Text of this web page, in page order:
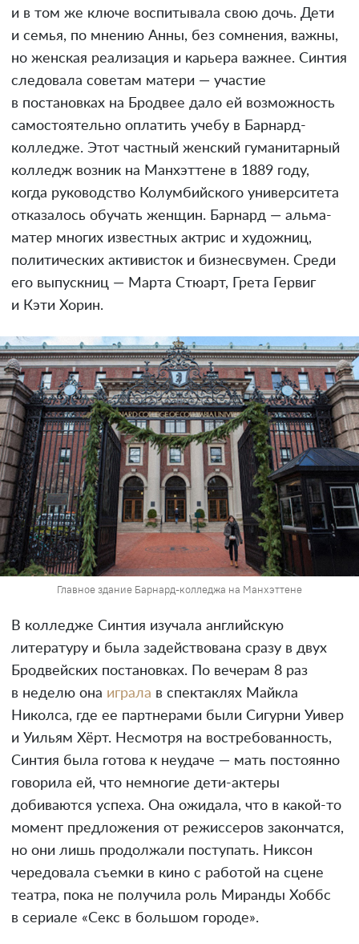
и в том же ключе воспитывала свою дочь. Дети
и семья, по мнению Анны, без сомнения, важны,
но женская реализация и карьера важнее. Синтия
следовала советам матери — участие
в постановках на Бродвее дало ей возможность
самостоятельно оплатить учебу в Барнард-
колледже. Этот частный женский гуманитарный
колледж возник на Манхэттене в 1889 году,
когда руководство Колумбийского университета
отказалось обучать женщин. Барнард — альма-
матер многих известных актрис и художниц,
политических активисток и бизнесвумен. Среди
его выпускниц — Марта Стюарт, Грета Гервиг
и Кэти Хорин.
Главное здание Барнард-колледжа на Манхэттене
В колледже Синтия изучала английскую
литературу и была задействована сразу в двух
Бродвейских постановках. По вечерам 8 раз
в неделю она играла в спектаклях Майкла
Николса, где ее партнерами были Сигурни Уивер
и Уильям Хёрт. Несмотря на востребованность,
Синтия была готова к неудаче — мать постоянно
говорила ей, что немногие дети-актеры
добиваются успеха. Она ожидала, что в какой-то
момент предложения от режиссеров закончатся,
но они лишь продолжали поступать. Никсон
чередовала съемки в кино с работой на сцене
театра, пока не получила роль Миранды Хоббс
в сериале «Секс в большом городе».